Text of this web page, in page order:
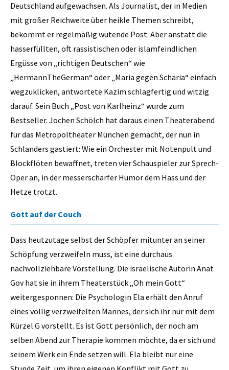
Deutschland aufgewachsen. Als Journalist, der in Medien
mit großer Reichweite über heikle Themen schreibt,
bekommt er regelmäßig wütende Post. Aber anstatt die
hasserfüllten, oft rassistischen oder islamfeindlichen
Ergüsse von „richtigen Deutschen“ wie
„HermannTheGerman“ oder „Maria gegen Scharia“ einfach
wegzuklicken, antwortete Kazim schlagfertig und witzig
darauf. Sein Buch „Post von Karlheinz“ wurde zum
Bestseller. Jochen Schölch hat daraus einen Theaterabend
für das Metropoltheater München gemacht, der nun in
Schlanders gastiert: Wie ein Orchester mit Notenpult und
Blockflöten bewaffnet, treten vier Schauspieler zur Sprech-
Oper an, in der messerscharfer Humor dem Hass und der
Hetze trotzt.
Gott auf der Couch
Dass heutzutage selbst der Schöpfer mitunter an seiner
Schöpfung verzweifeln muss, ist eine durchaus
nachvollziehbare Vorstellung. Die israelische Autorin Anat
Gov hat sie in ihrem Theaterstück „Oh mein Gott“
weitergesponnen: Die Psychologin Ela erhält den Anruf
eines völlig verzweifelten Mannes, der sich ihr nur mit dem
Kürzel G vorstellt. Es ist Gott persönlich, der noch am
selben Abend zur Therapie kommen möchte, da er sich und
seinem Werk ein Ende setzen will. Ela bleibt nur eine